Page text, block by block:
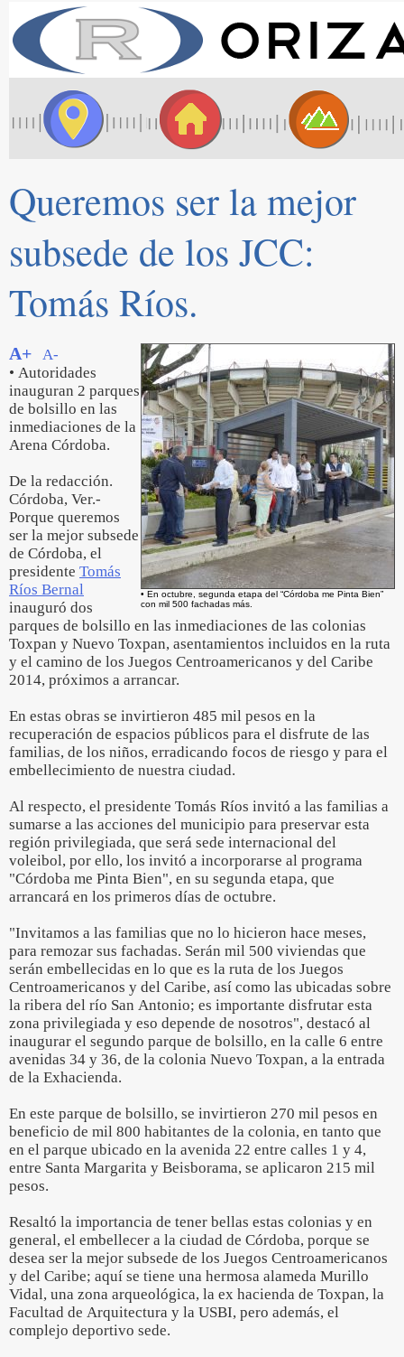
Queremos ser la mejor
subsede de los JCC:
Tomás Ríos.
• En octubre, segunda etapa del “Córdoba me Pinta Bien”
con mil 500 fachadas más.
A+
A-
• Autoridades
inauguran 2 parques
de bolsillo en las
inmediaciones de la
Arena Córdoba.
De la redacción.
Córdoba, Ver.-
Porque queremos
ser la mejor subsede
de Córdoba, el
presidente Tomás
Ríos Bernal
inauguró dos
parques de bolsillo en las inmediaciones de las colonias
Toxpan y Nuevo Toxpan, asentamientos incluidos en la ruta
y el camino de los Juegos Centroamericanos y del Caribe
2014, próximos a arrancar.
En estas obras se invirtieron 485 mil pesos en la
recuperación de espacios públicos para el disfrute de las
familias, de los niños, erradicando focos de riesgo y para el
embellecimiento de nuestra ciudad.
Al respecto, el presidente Tomás Ríos invitó a las familias a
sumarse a las acciones del municipio para preservar esta
región privilegiada, que será sede internacional del
voleibol, por ello, los invitó a incorporarse al programa
"Córdoba me Pinta Bien", en su segunda etapa, que
arrancará en los primeros días de octubre.
"Invitamos a las familias que no lo hicieron hace meses,
para remozar sus fachadas. Serán mil 500 viviendas que
serán embellecidas en lo que es la ruta de los Juegos
Centroamericanos y del Caribe, así como las ubicadas sobre
la ribera del río San Antonio; es importante disfrutar esta
zona privilegiada y eso depende de nosotros", destacó al
inaugurar el segundo parque de bolsillo, en la calle 6 entre
avenidas 34 y 36, de la colonia Nuevo Toxpan, a la entrada
de la Exhacienda.
En este parque de bolsillo, se invirtieron 270 mil pesos en
beneficio de mil 800 habitantes de la colonia, en tanto que
en el parque ubicado en la avenida 22 entre calles 1 y 4,
entre Santa Margarita y Beisborama, se aplicaron 215 mil
pesos.
Resaltó la importancia de tener bellas estas colonias y en
general, el embellecer a la ciudad de Córdoba, porque se
desea ser la mejor subsede de los Juegos Centroamericanos
y del Caribe; aquí se tiene una hermosa alameda Murillo
Vidal, una zona arqueológica, la ex hacienda de Toxpan, la
Facultad de Arquitectura y la USBI, pero además, el
complejo deportivo sede.